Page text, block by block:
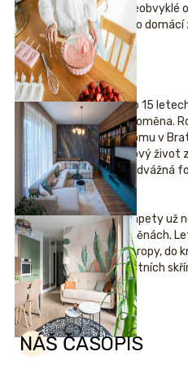
Neobvyklé
pro
Po 15
proměna.
domu v
nový život
i odvážná
Tapety už
stěnách.
stropy, do
šatních
NÁŠ ČASOPIS